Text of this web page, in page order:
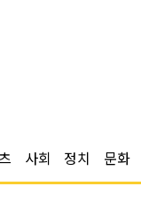
사회 정치 문화